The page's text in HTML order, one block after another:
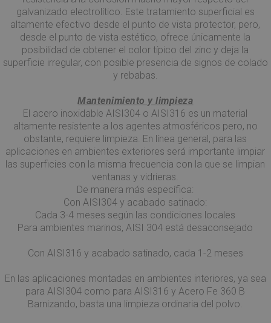
galvanizado electrolítico. Este tratamiento superficial es
altamente efectivo desde el punto de vista protector, pero,
desde el punto de vista estético, ofrece únicamente la
posibilidad de obtener el color típico del zinc y deja la
superficie irregular, con posible presencia de signos de colado
y rebabas.
Mantenimiento y limpieza
El acero inoxidable AISI304 o AISI316 es un material
altamente resistente a los agentes atmosféricos pero, no
obstante, requiere limpieza. En línea general, para las
aplicaciones en ambientes exteriores será importante limpiar
las superficies con la misma frecuencia con la que se limpian
ventanas y vidrieras.
De manera más específica:
Con AISI304 y acabado satinado:
Cada 3-4 meses según las condiciones locales
Para ambientes marinos, AISI 304 está desaconsejado
Con AISI316 y acabado satinado, cada 1-2 meses
En las aplicaciones montadas en ambientes interiores, ya sea
para AISI304 como para AISI316 y Acero Fe 360 B
Barnizando, basta una limpieza ordinaria del polvo.